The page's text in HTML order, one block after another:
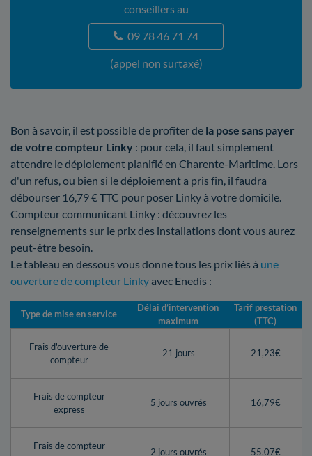
conseillers au
09 78 46 71 74
(appel non surtaxé)
Bon à savoir, il est possible de profiter de la pose sans payer
de votre compteur Linky : pour cela, il faut simplement
attendre le déploiement planifié en Charente-Maritime. Lors
d'un refus, ou bien si le déploiement a pris fin, il faudra
débourser 16,79 € TTC pour poser Linky à votre domicile.
Compteur communicant Linky : découvrez les
renseignements sur le prix des installations dont vous aurez
peut-être besoin.
Le tableau en dessous vous donne tous les prix liés à une
ouverture de compteur Linkyavec Enedis :
Type de mise en service
Délai d’intervention
maximum
Tarif prestation
(TTC)
Frais d'ouverture de
compteur
21 jours 21,23€
Frais de compteur
express
5 jours ouvrés 16,79€
Frais de compteur
2 jours ouvrés 55,07€